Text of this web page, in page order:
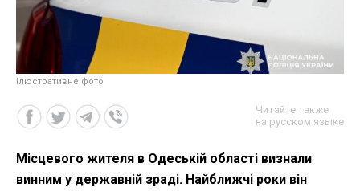
Ілюстративне фото
Читайте также
на русском языке
Місцевого жителя в Одеській області визнали
винним у державній зраді. Найближчі роки він